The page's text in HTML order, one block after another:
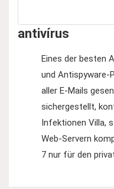
antivírus
Eines der besten
und Antispyware-
aller E-Mails
sichergestellt,
Infektionen Villa,
Web-Servern
7 nur für den